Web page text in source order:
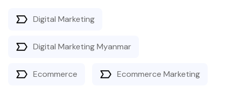
Digital Marketing
Digital Marketing Myanmar
Ecommerce Ecommerce Marketing